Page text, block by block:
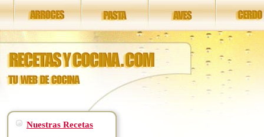
Nuestras Recetas